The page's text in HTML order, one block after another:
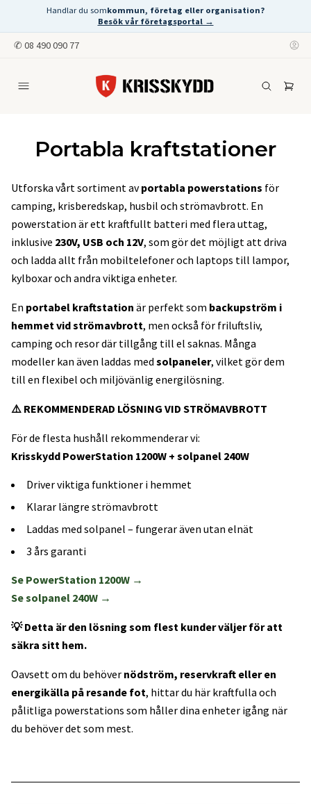
Handlar du somkommun, företag eller organisation?
Besök vår företagsportal →
✆ 08 490 090 77
Portabla kraftstationer
Utforska vårt sortiment avportabla powerstations för
camping, krisberedskap, husbil och strömavbrott. En
powerstation är ett kraftfullt batteri med flera uttag,
inklusive 230V, USB och 12V, som gör det möjligt att driva
och ladda allt från mobiltelefoner och laptops till lampor,
kylboxar och andra viktiga enheter.
En portabel kraftstation är perfekt som backupström i
hemmet vid strömavbrott, men också för friluftsliv,
camping och resor där tillgång till el saknas. Många
modeller kan även laddas med solpaneler, vilket gör dem
till en flexibel och miljövänlig energilösning.
⚠️ REKOMMENDERAD LÖSNING VID STRÖMAVBROTT
För de flesta hushåll rekommenderar vi:
Krisskydd PowerStation 1200W + solpanel 240W
Driver viktiga funktioner i hemmet
Klarar längre strömavbrott
Laddas med solpanel – fungerar även utan elnät
3 års garanti
Se PowerStation 1200W →
Se solpanel 240W →
💡 Detta är den lösning som flest kunder väljer för att
säkra sitt hem.
Oavsett om du behöver nödström, reservkraft eller en
energikälla på resande fot, hittar du här kraftfulla och
pålitliga powerstations som håller dina enheter igång när
du behöver det som mest.